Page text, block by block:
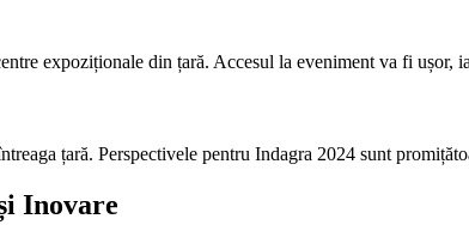
expoziționale din țară. Accesul la eveniment va fi
țară. Perspectivele pentru Indagra 2024 sunt
Inovare